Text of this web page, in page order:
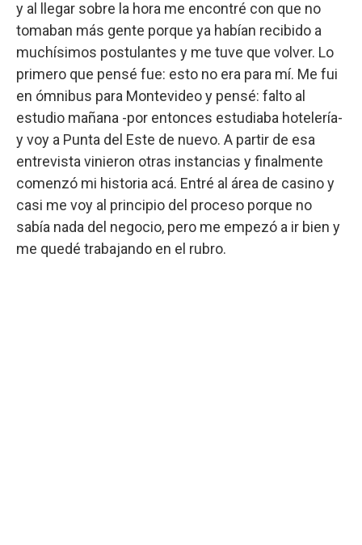
y al llegar sobre la hora me encontré con que no
tomaban más gente porque ya habían recibido a
muchísimos postulantes y me tuve que volver. Lo
primero que pensé fue: esto no era para mí. Me fui
en ómnibus para Montevideo y pensé: falto al
estudio mañana -por entonces estudiaba hotelería-
y voy a Punta del Este de nuevo. A partir de esa
entrevista vinieron otras instancias y finalmente
comenzó mi historia acá. Entré al área de casino y
casi me voy al principio del proceso porque no
sabía nada del negocio, pero me empezó a ir bien y
me quedé trabajando en el rubro.